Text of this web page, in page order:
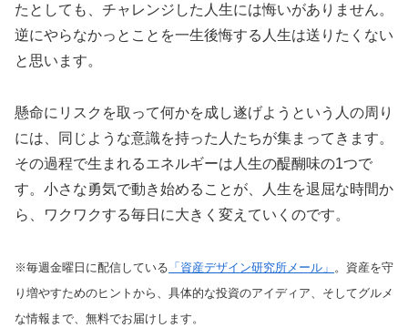
たとしても、チャレンジした人生には悔いがありません。
逆にやらなかっとことを一生後悔する人生は送りたくない
と思います。
懸命にリスクを取って何かを成し遂げようという人の周り
には、同じような意識を持った人たちが集まってきます。
その過程で生まれるエネルギーは人生の醍醐味の1つで
す。小さな勇気で動き始めることが、人生を退屈な時間か
ら、ワクワクする毎日に大きく変えていくのです。
※毎週金曜日に配信している 「資産デザイン研究所メール」 。資産を守
り増やすためのヒントから、具体的な投資のアイディア、そしてグルメ
な情報まで、無料でお届けします。